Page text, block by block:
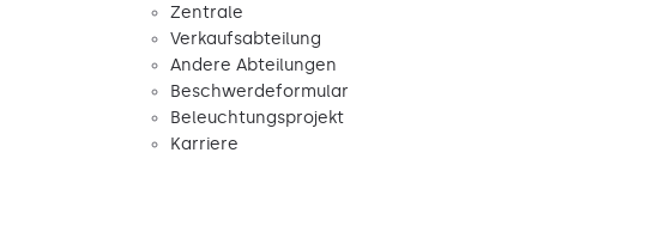
Zentrale
Verkaufsabteilung
Andere Abteilungen
Beschwerdeformular
Beleuchtungsprojekt
Karriere